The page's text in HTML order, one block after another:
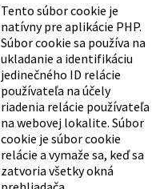
Tento súbor cookie je
natívny pre aplikácie PHP.
Súbor cookie sa používa na
ukladanie a identifikáciu
jedinečného ID relácie
používateľa na účely
riadenia relácie používateľa
na webovej lokalite. Súbor
cookie je súbor cookie
relácie a vymaže sa, keď sa
zatvoria všetky okná